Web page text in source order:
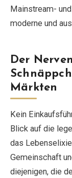
Mainstream-
moderne und
Der
Märkten
Kein
Blick auf die
das
Gemeinschaft
diejenigen, die